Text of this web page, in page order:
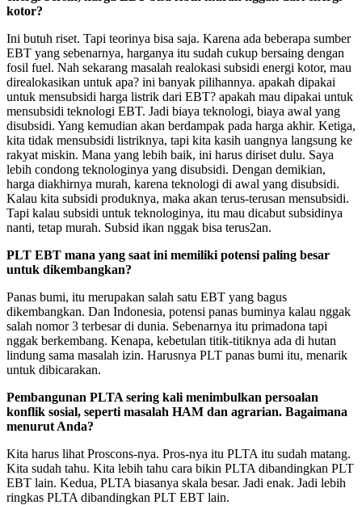
kotor?
Ini butuh riset. Tapi teorinya bisa saja. Karena ada beberapa sumber
EBT yang sebenarnya, harganya itu sudah cukup bersaing dengan
fosil fuel. Nah sekarang masalah realokasi subsidi energi kotor, mau
direalokasikan untuk apa? ini banyak pilihannya. apakah dipakai
untuk mensubsidi harga listrik dari EBT? apakah mau dipakai untuk
mensubsidi teknologi EBT. Jadi biaya teknologi, biaya awal yang
disubsidi. Yang kemudian akan berdampak pada harga akhir. Ketiga,
kita tidak mensubsidi listriknya, tapi kita kasih uangnya langsung ke
rakyat miskin. Mana yang lebih baik, ini harus diriset dulu. Saya
lebih condong teknologinya yang disubsidi. Dengan demikian,
harga diakhirnya murah, karena teknologi di awal yang disubsidi.
Kalau kita subsidi produknya, maka akan terus-terusan mensubsidi.
Tapi kalau subsidi untuk teknologinya, itu mau dicabut subsidinya
nanti, tetap murah. Subsid ikan nggak bisa terus2an.
PLT EBT mana yang saat ini memiliki potensi paling besar
untuk dikembangkan?
Panas bumi, itu merupakan salah satu EBT yang bagus
dikembangkan. Dan Indonesia, potensi panas buminya kalau nggak
salah nomor 3 terbesar di dunia. Sebenarnya itu primadona tapi
nggak berkembang. Kenapa, kebetulan titik-titiknya ada di hutan
lindung sama masalah izin. Harusnya PLT panas bumi itu, menarik
untuk dibicarakan.
Pembangunan PLTA sering kali menimbulkan persoalan
konflik sosial, seperti masalah HAM dan agrarian. Bagaimana
menurut Anda?
Kita harus lihat Proscons-nya. Pros-nya itu PLTA itu sudah matang.
Kita sudah tahu. Kita lebih tahu cara bikin PLTA dibandingkan PLT
EBT lain. Kedua, PLTA biasanya skala besar. Jadi enak. Jadi lebih
ringkas PLTA dibandingkan PLT EBT lain.